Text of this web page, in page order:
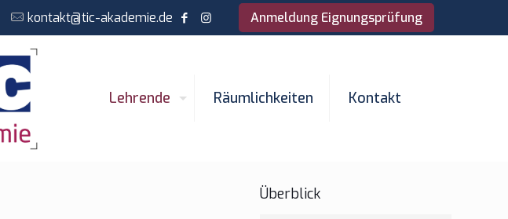
kontakt@tic-akademie.de Anmeldung Eignungsprüfung
Lehrende Räumlichkeiten Kontakt
Überblick